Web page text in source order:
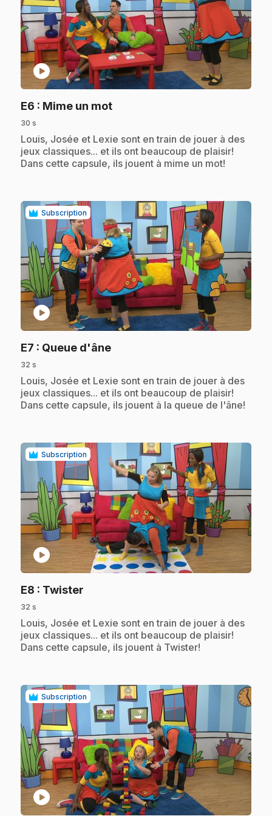
play_circle
E6 : Mime un mot.
30 s
.Louis, Josée et Lexie sont en train de jouer à des
jeux classiques... et ils ont beaucoup de plaisir!
Dans cette capsule, ils jouent à mime un mot!
Subscription
play_circle
E7 : Queue d'âne.
32 s
.Louis, Josée et Lexie sont en train de jouer à des
jeux classiques... et ils ont beaucoup de plaisir!
Dans cette capsule, ils jouent à la queue de l'âne!
Subscription
play_circle
E8 : Twister
32 s
.Louis, Josée et Lexie sont en train de jouer à des
jeux classiques... et ils ont beaucoup de plaisir!
Dans cette capsule, ils jouent à Twister!
Subscription
play_circle